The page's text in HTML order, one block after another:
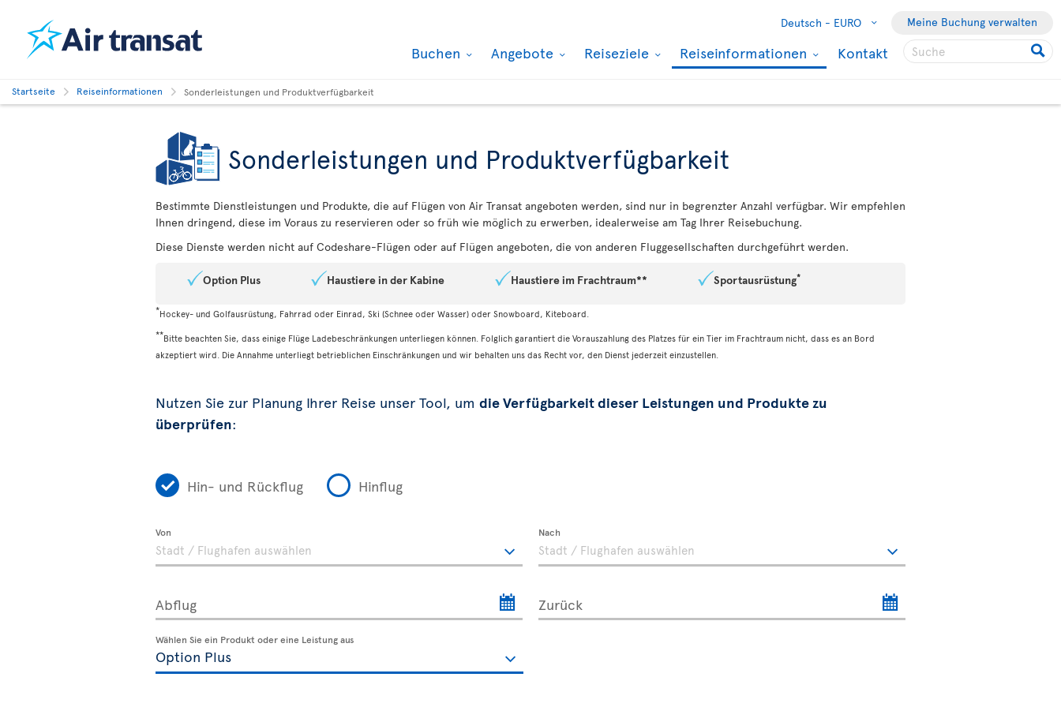
Deutsch - EURO Meine Buchung verwalten
Buchen Angebote Reiseziele Reiseinformationen Kontakt
Startseite Reiseinformationen Sonderleistungen und Produktverfügbarkeit
Sonderleistungen und Produktverfügbarkeit
Bestimmte Dienstleistungen und Produkte, die auf Flügen von Air Transat angeboten werden, sind nur in begrenzter Anzahl verfügbar. Wir empfehlen
Ihnen dringend, diese im Voraus zu reservieren oder so früh wie möglich zu erwerben, idealerweise am Tag Ihrer Reisebuchung.
Diese Dienste werden nicht auf Codeshare-Flügen oder auf Flügen angeboten, die von anderen Fluggesellschaften durchgeführt werden.
Option Plus Haustiere in der Kabine Haustiere im Frachtraum** Sportausrüstung*
*Hockey- und Golfausrüstung, Fahrrad oder Einrad, Ski (Schnee oder Wasser) oder Snowboard, Kiteboard.
**Bitte beachten Sie, dass einige Flüge Ladebeschränkungen unterliegen können. Folglich garantiert die Vorauszahlung des Platzes für ein Tier im Frachtraum nicht, dass es an Bord
akzeptiert wird. Die Annahme unterliegt betrieblichen Einschränkungen und wir behalten uns das Recht vor, den Dienst jederzeit einzustellen.
Nutzen Sie zur Planung Ihrer Reise unser Tool, um die Verfügbarkeit dieser Leistungen und Produkte zu
überprüfen:
Hin- und Rückflug Hinflug
Von Nach
Abflug Zurück
Wählen Sie ein Produkt oder eine Leistung aus